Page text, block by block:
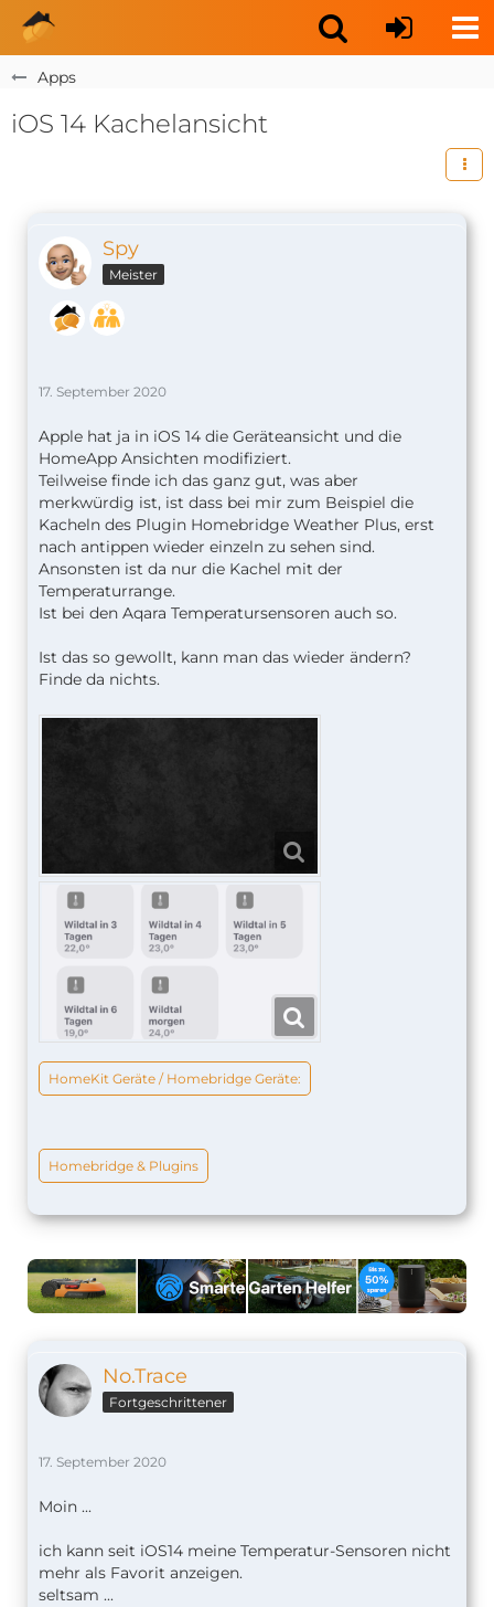
Apps
iOS 14 Kachelansicht
Spy
Meister
17. September 2020
Apple hat ja in iOS 14 die Geräteansicht und die
HomeApp Ansichten modifiziert.
Teilweise finde ich das ganz gut, was aber
merkwürdig ist, ist dass bei mir zum Beispiel die
Kacheln des Plugin Homebridge Weather Plus, erst
nach antippen wieder einzeln zu sehen sind.
Ansonsten ist da nur die Kachel mit der
Temperaturrange.
Ist bei den Aqara Temperatursensoren auch so.
Ist das so gewollt, kann man das wieder ändern?
Finde da nichts.
HomeKit Geräte / Homebridge Geräte:
Homebridge & Plugins
No.Trace
Fortgeschrittener
17. September 2020
Moin ...
ich kann seit iOS14 meine Temperatur-Sensoren nicht
mehr als Favorit anzeigen.
seltsam ...